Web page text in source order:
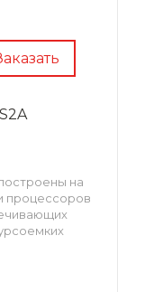
на
процессоров